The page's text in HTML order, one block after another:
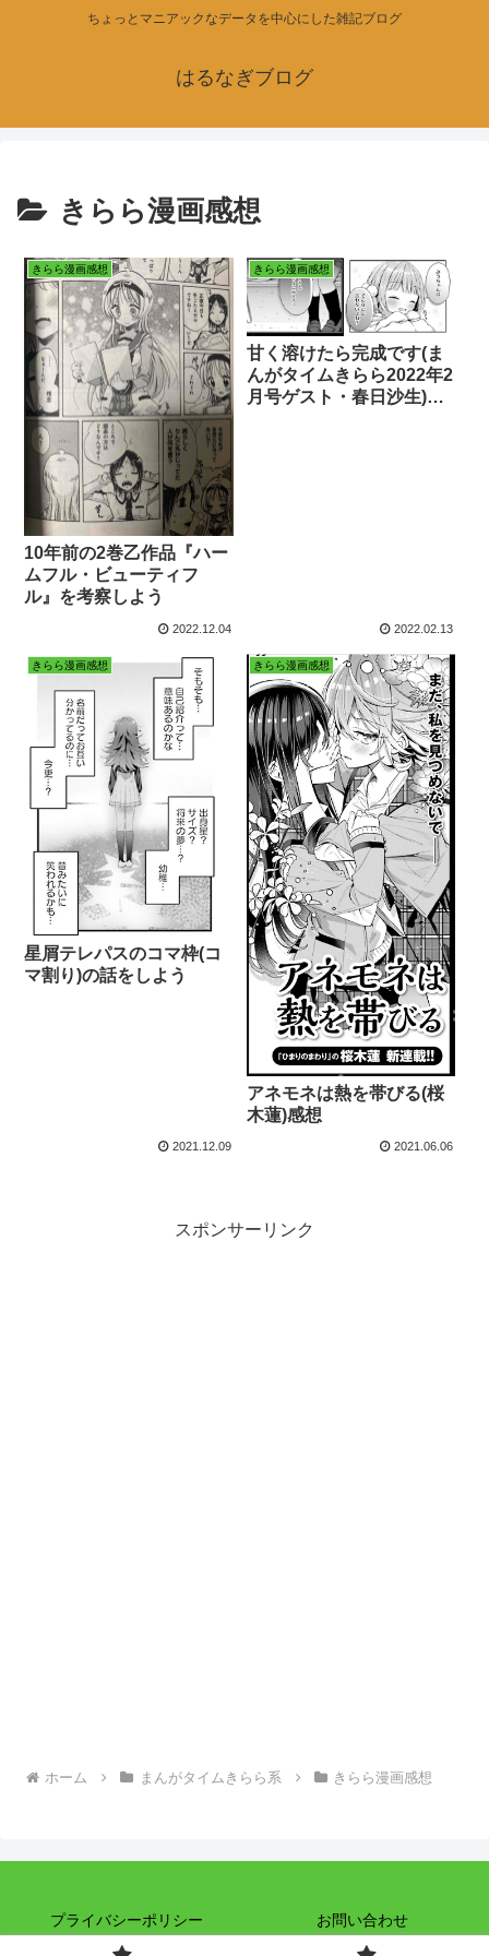
ちょっとマニアックなデータを中心にした雑記ブログ
はるなぎブログ
きらら漫画感想
きらら漫画感想
10年前の2巻乙作品『ハー
ムフル・ビューティフ
ル』を考察しよう
2022.12.04
きらら漫画感想
甘く溶けたら完成です(ま
んがタイムきらら2022年2
月号ゲスト・春日沙生)を
2022.02.13
きらら漫画感想
星屑テレパスのコマ枠(コ
マ割り)の話をしよう
2021.12.09
きらら漫画感想
アネモネは熱を帯びる(桜
木蓮)感想
2021.06.06
スポンサーリンク
ホーム まんがタイムきらら系 きらら漫画感想
プライバシーポリシー お問い合わせ